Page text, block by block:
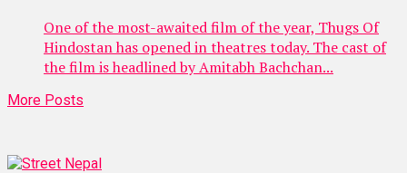
One of the most-awaited film of the year, Thugs Of
Hindostan has opened in theatres today. The cast of
the film is headlined by Amitabh Bachchan...
More Posts